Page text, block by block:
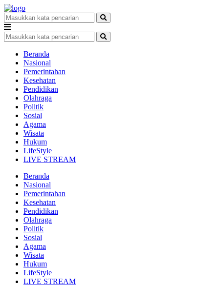
Beranda
Nasional
Pemerintahan
Kesehatan
Pendidikan
Olahraga
Politik
Sosial
Agama
Wisata
Hukum
LifeStyle
LIVE STREAM
Beranda
Nasional
Pemerintahan
Kesehatan
Pendidikan
Olahraga
Politik
Sosial
Agama
Wisata
Hukum
LifeStyle
LIVE STREAM